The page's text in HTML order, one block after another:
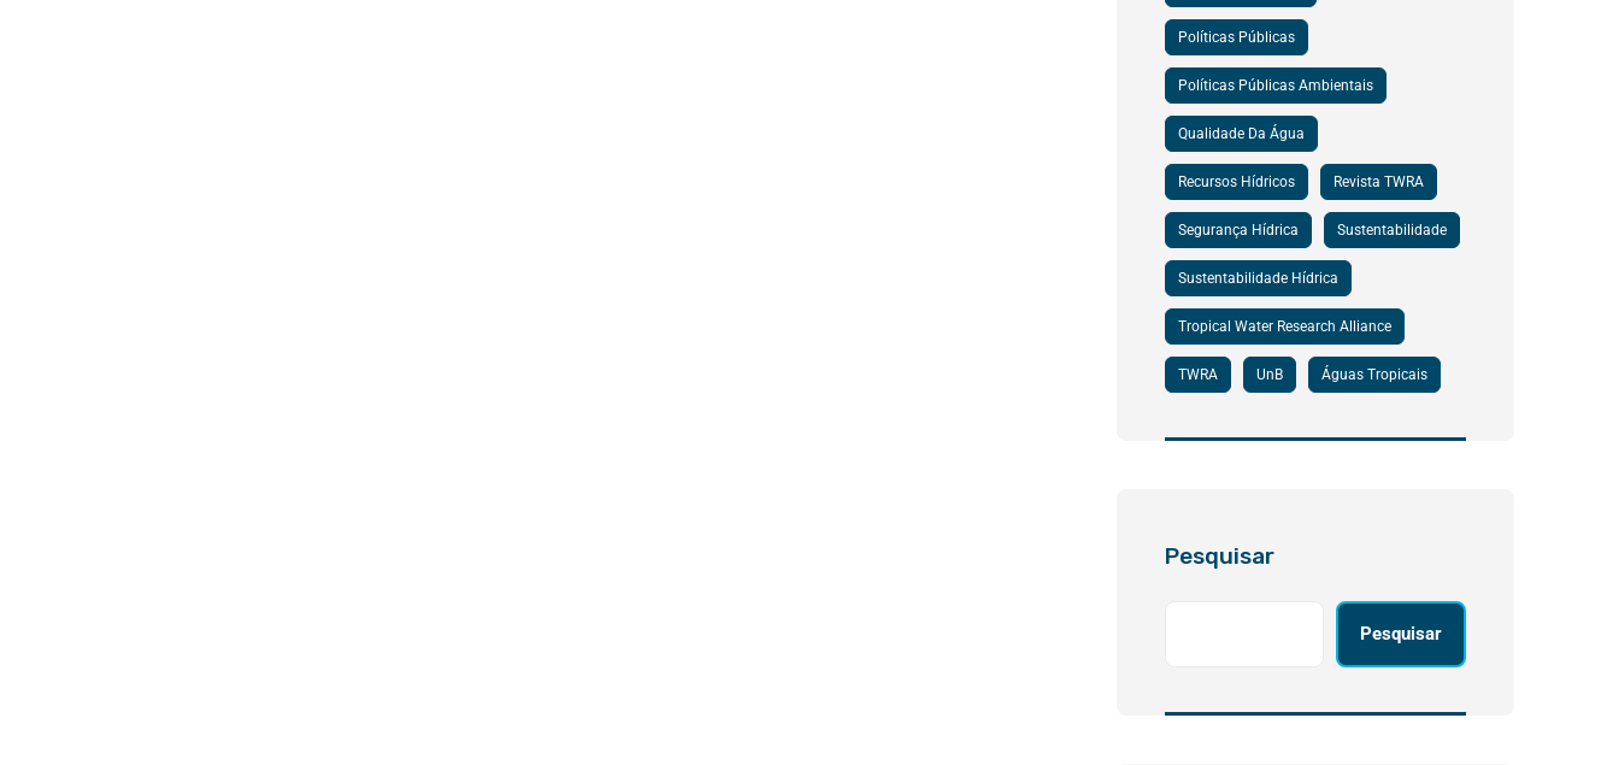
Políticas Públicas
Políticas Públicas Ambientais
Qualidade Da Água
Recursos Hídricos Revista TWRA
Segurança Hídrica Sustentabilidade
Sustentabilidade Hídrica
Tropical Water Research Alliance
TWRA UnB Águas Tropicais
Pesquisar
Pesquisar